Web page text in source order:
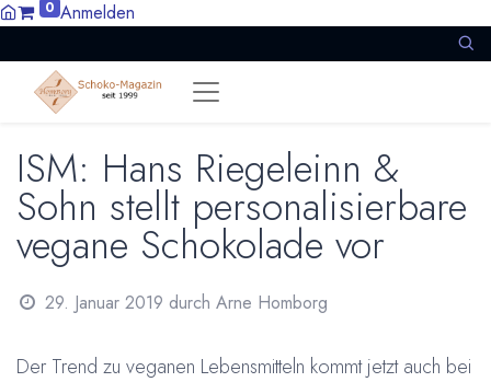
0 Anmelden
ISM: Hans Riegeleinn &
Sohn stellt personalisierbare
vegane Schokolade vor
29. Januar 2019 durch Arne Homborg
Der Trend zu veganen Lebensmitteln kommt jetzt auch bei